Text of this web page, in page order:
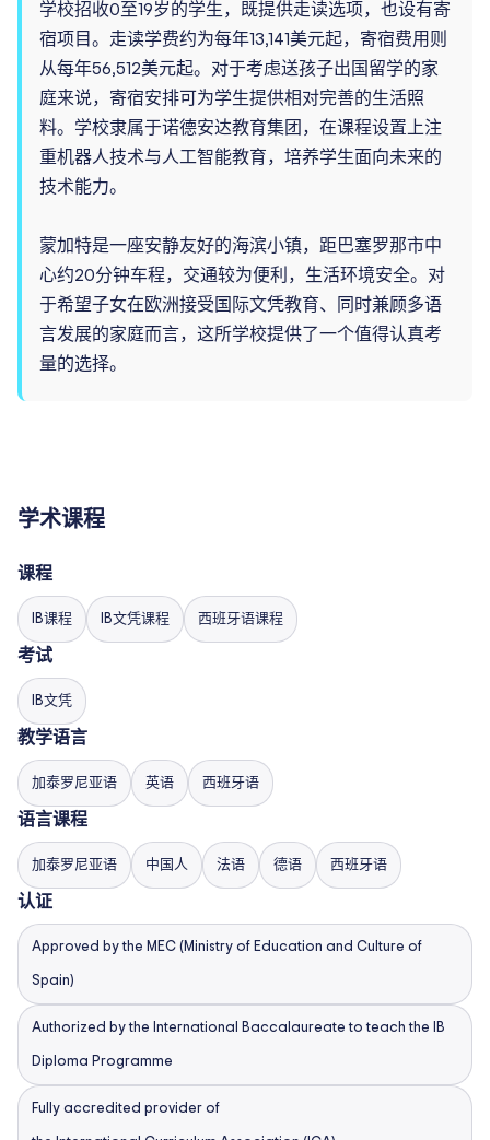
学校招收0至19岁的学生，既提供走读选项，也设有寄
宿项目。走读学费约为每年13,141美元起，寄宿费用则
从每年56,512美元起。对于考虑送孩子出国留学的家
庭来说，寄宿安排可为学生提供相对完善的生活照
料。学校隶属于诺德安达教育集团，在课程设置上注
重机器人技术与人工智能教育，培养学生面向未来的
技术能力。
蒙加特是一座安静友好的海滨小镇，距巴塞罗那市中
心约20分钟车程，交通较为便利，生活环境安全。对
于希望子女在欧洲接受国际文凭教育、同时兼顾多语
言发展的家庭而言，这所学校提供了一个值得认真考
量的选择。
学术课程
课程
IB课程 IB文凭课程 西班牙语课程
考试
IB文凭
教学语言
加泰罗尼亚语 英语 西班牙语
语言课程
加泰罗尼亚语 中国人 法语 德语 西班牙语
认证
Approved by the MEC (Ministry of Education and Culture of
Spain)
Authorized by the International Baccalaureate to teach the IB
Diploma Programme
Fully accredited provider of